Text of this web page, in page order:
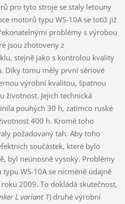
pro tyto stroje se staly letouny
motorů typu WS-10A se totiž již
problémy s výrobou
jsou zhotoveny z
stejně jako s kontrolou kvality
Díky tomu měly první sériové
výrobní kvalitou, špatnou
životnost. Jejich technická
pouhých 30 h, zatímco ruské
400 h. Kromě toho
požadovaný tah. Aby toho
součástek, které bylo
byl neúnosně vysoký. Problémy
WS-10A se nicméně údajně
2009. To dokládá skutečnost,
L variant 1) druhé výrobní